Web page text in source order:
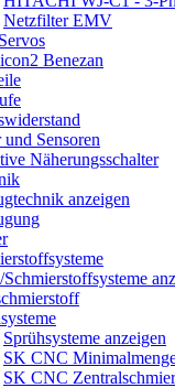
Netzfilter EMV
Benezan
und Sensoren
Näherungsschalter
anzeigen
Sprühsysteme anzeigen
SK CNC
SK CNC